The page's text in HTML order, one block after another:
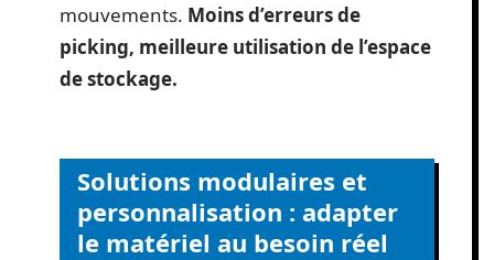
mouvements. Moins d’erreurs de
picking, meilleure utilisation de l’espace
de stockage.
Solutions modulaires et
personnalisation : adapter
le matériel au besoin réel